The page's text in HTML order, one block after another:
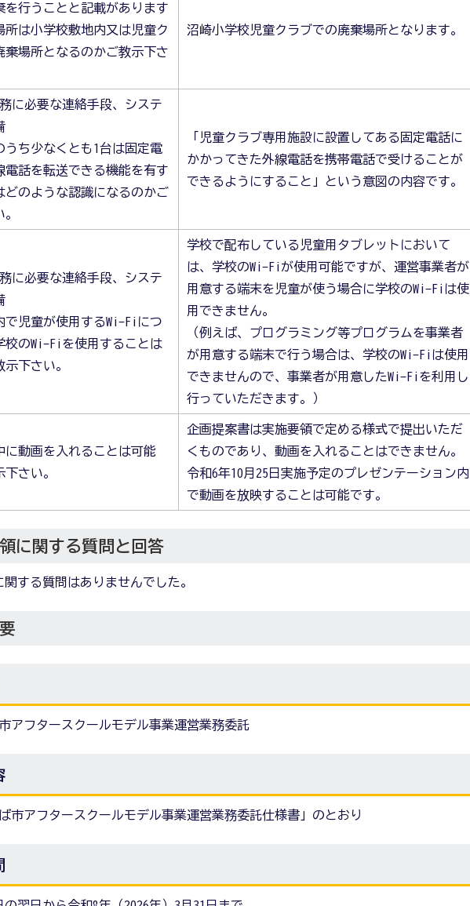
を行うことと記載があります
所は小学校敷地内又は児童ク
棄場所となるのかご教示下さ
沼崎小学校児童クラブでの廃棄場所となります。
に必要な連絡手段、システ
うち少なくとも1台は固定電
電話を転送できる機能を有す
どのような認識になるのかご
「児童クラブ専用施設に設置してある固定電話に
かかってきた外線電話を携帯電話で受けることが
できるようにすること」という意図の内容です。
に必要な連絡手段、システ
で児童が使用するWi-Fiにつ
校のWi-Fiを使用することは
下さい。
学校で配布している児童用タブレットにおいて
は、学校のWi-Fiが使用可能ですが、運営事業者が
用意する端末を児童が使う場合に学校のWi-Fiは使
用できません。
（例えば、プログラミング等プログラムを事業者
が用意する端末で行う場合は、学校のWi-Fiは使用
できませんので、事業者が用意したWi-Fiを利用し
行っていただきます。）
に動画を入れることは可能
さい。
企画提案書は実施要領で定める様式で提出いただ
くものであり、動画を入れることはできません。
令和6年10月25日実施予定のプレゼンテーション内
で動画を放映することは可能です。
に関する質問と回答
する質問はありませんでした。
アフタースクールモデル事業運営業務委託
市アフタースクールモデル事業運営業務委託仕様書」のとおり